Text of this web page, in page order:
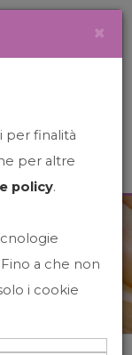
×
per finalità
per altre
policy.
a che non
i cookie